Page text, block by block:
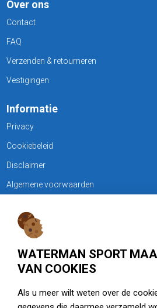
WATERMAN SPORT
VAN COOKIES
Als u meer wilt weten over de
Over ons
Contact
FAQ
Verzenden & retourneren
Vestigingen
Informatie
Privacy
Cookiebeleid
Disclaimer
Algemene voorwaarden
KLANTENSERVICE
020 - 6901044
Openingstijden